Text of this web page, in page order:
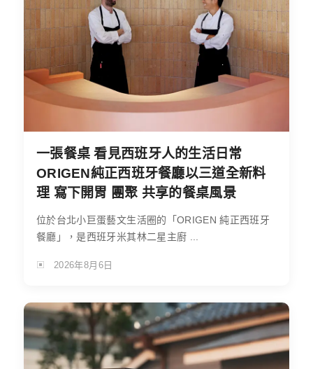
一張餐桌 看見西班牙人的生活日常
ORIGEN純正西班牙餐廳以三道全新料
理 寫下開胃 團聚 共享的餐桌風景
位於台北小巨蛋藝文生活圈的「ORIGEN 純正西班牙
餐廳」，是西班牙米其林二星主廚 ...
2026年8月6日